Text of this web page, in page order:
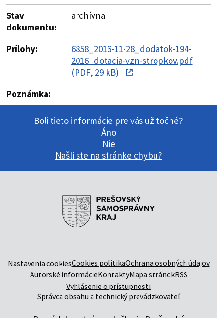
Stav
dokumentu:
archívna
Prílohy:
6858_2016-11-28_dodatok-194-
2016_dotacia-vzn-stropkov.pdf
(PDF, 29 kB)
Poznámka:
Boli tieto informácie pre vás užitočné?
Áno
Nie
Našli ste na stránke chybu?
Nastavenia cookiesCookies politikaOchrana osobných údajov
Autorské informácieKontaktyMapa stránokRSS
Vyhlásenie o prístupnosti
Správca obsahu a technický prevádzkovateľ